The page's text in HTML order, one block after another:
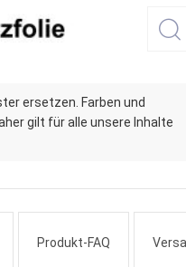
ersetzen. Farben und
gilt für alle unsere Inhalte
Produkt-FAQ